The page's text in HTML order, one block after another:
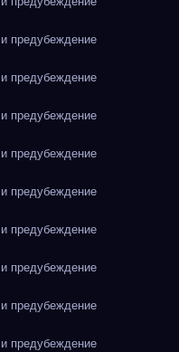
предубеждение
предубеждение
предубеждение
предубеждение
предубеждение
предубеждение
предубеждение
предубеждение
предубеждение